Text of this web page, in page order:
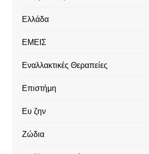
Ελλάδα
ΕΜΕΙΣ
Εναλλακτικές Θεραπείες
Επιστήμη
Ευ ζην
Ζώδια